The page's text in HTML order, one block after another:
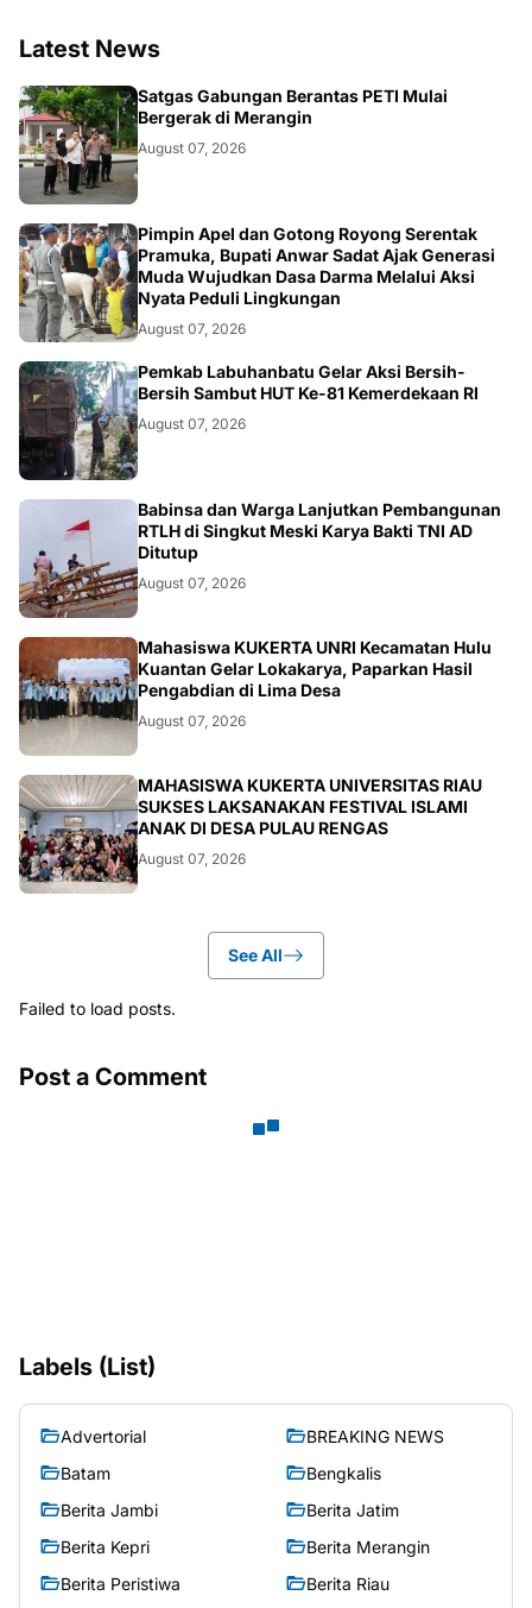
Latest News
BANGKO
Satgas Gabungan Berantas PETI Mulai
Bergerak di Merangin
August 07, 2026
BERITA
Pimpin Apel dan Gotong Royong Serentak
Pramuka, Bupati Anwar Sadat Ajak Generasi
Muda Wujudkan Dasa Darma Melalui Aksi
Nyata Peduli Lingkungan
August 07, 2026
BERITA
Pemkab Labuhanbatu Gelar Aksi Bersih-
Bersih Sambut HUT Ke-81 Kemerdekaan RI
August 07, 2026
Babinsa dan Warga Lanjutkan Pembangunan
RTLH di Singkut Meski Karya Bakti TNI AD
Ditutup
August 07, 2026
ARTIKEL
Mahasiswa KUKERTA UNRI Kecamatan Hulu
Kuantan Gelar Lokakarya, Paparkan Hasil
Pengabdian di Lima Desa
August 07, 2026
ARTIKEL
MAHASISWA KUKERTA UNIVERSITAS RIAU
SUKSES LAKSANAKAN FESTIVAL ISLAMI
ANAK DI DESA PULAU RENGAS
August 07, 2026
See All
Failed to load posts.
Post a Comment
Labels (List)
Advertorial
BREAKING NEWS
Batam
Bengkalis
Berita Jambi
Berita Jatim
Berita Kepri
Berita Merangin
Berita Peristiwa
Berita Riau